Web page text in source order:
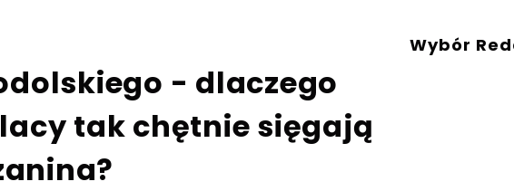
- dlaczego
tak chętnie sięgają
Wybór